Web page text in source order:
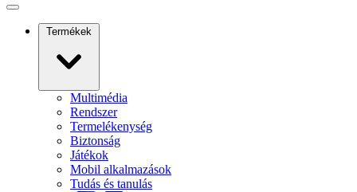
Termékek
Multimédia
Rendszer
Termelékenység
Biztonság
Játékok
Mobil alkalmazások
Tudás és tanulás